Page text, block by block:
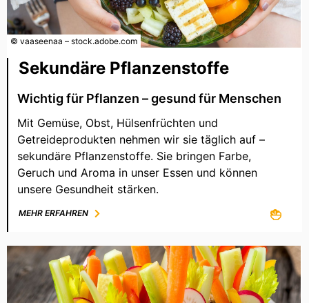
© vaaseenaa – stock.adobe.com
Sekundäre Pflanzenstoffe
Wichtig für Pflanzen – gesund für Menschen
Mit Gemüse, Obst, Hülsenfrüchten und
Getreideprodukten nehmen wir sie täglich auf –
sekundäre Pflanzenstoffe. Sie bringen Farbe,
Geruch und Aroma in unser Essen und können
unsere Gesundheit stärken.
MEHR ERFAHREN